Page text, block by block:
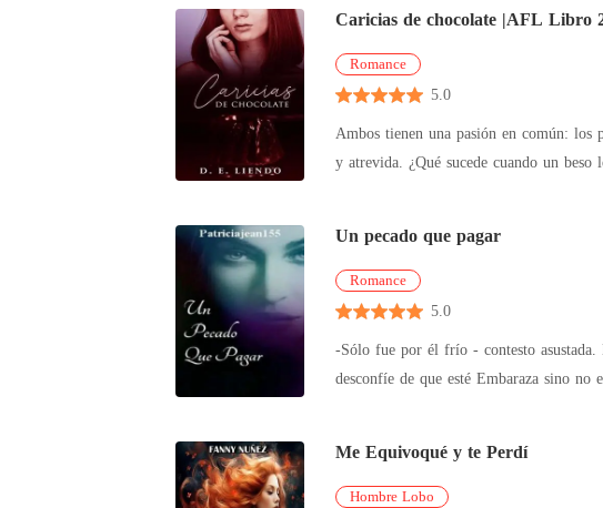
Caricias de chocolate |AFL Libro
Romance
5.0
Ambos tienen una pasión en común: los
y atrevida. ¿Qué sucede cuando un
Un pecado que pagar
Romance
5.0
-Sólo fue por él frío - contesto asustada. No dice nada y sigue lo que hacía con suma rapidez, me duele que no diga nada pero sobre todo que
desconfíe de que esté Embaraza sino no estaría haciendo esto. -No dirás nada - pregunto ya que
Me Equivoqué y te Perdí
Hombre Lobo